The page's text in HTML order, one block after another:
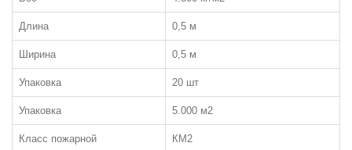
Токопроводящая плитка
ЛАМИНАТ
Длина 0,5 м
Ширина 0,5 м
Упаковка 20 шт
Упаковка 5.000 м2
Класс пожарной
КМ2